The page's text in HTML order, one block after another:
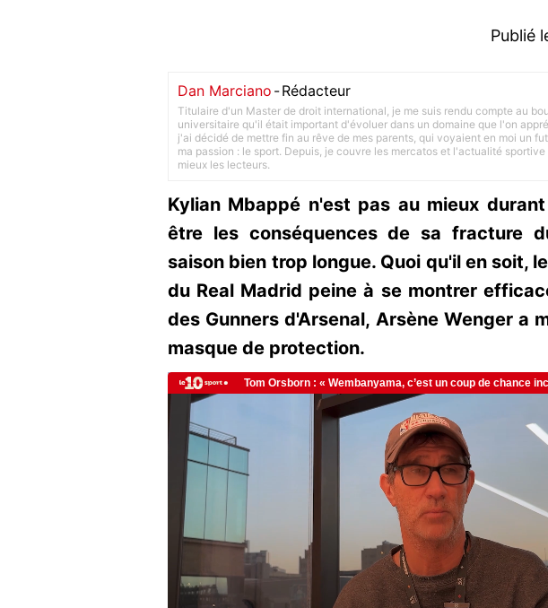
Publié
Dan Marciano -Rédacteur
Titulaire d'un Master de droit international, je me suis rendu compte au
universitaire qu'il était important d'évoluer dans un domaine que l'on
j'ai décidé de mettre fin au rêve de mes parents, qui voyaient en moi un
ma passion : le sport. Depuis, je couvre les mercatos et l'actualité
mieux les lecteurs.
Kylian Mbappé n'est pas au mieux
être les conséquences de sa fracture
saison bien trop longue. Quoi qu'il en soit,
du Real Madrid peine à se montrer
des Gunners d'Arsenal, Arsène Wenger a
masque de protection.